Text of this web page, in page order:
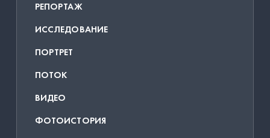
РЕПОРТАЖ
ИССЛЕДОВАНИЕ
ПОРТРЕТ
ПОТОК
ВИДЕО
ФОТОИСТОРИЯ